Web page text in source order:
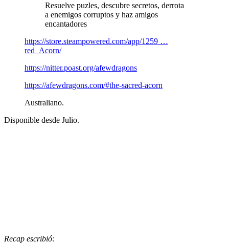
Resuelve puzles, descubre secretos, derrota
a enemigos corruptos y haz amigos
encantadores
https://store.steampowered.com/app/1259 …
red_Acorn/
https://nitter.poast.org/afewdragons
https://afewdragons.com/#the-sacred-acorn
Australiano.
Disponible desde Julio.
Recap escribió: